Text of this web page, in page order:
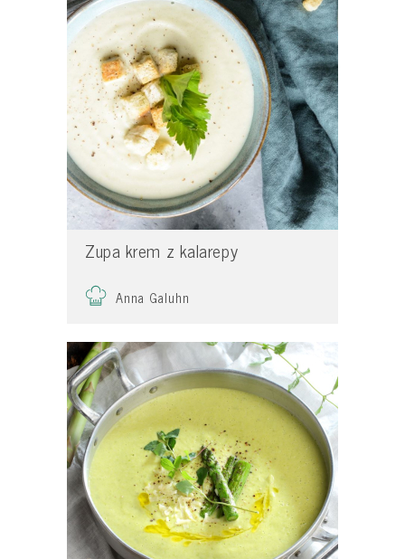
Zupa krem z kalarepy
Anna Galuhn